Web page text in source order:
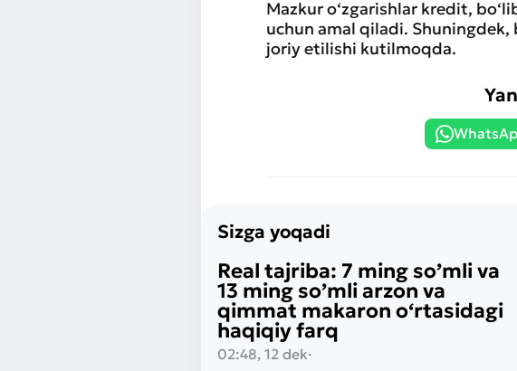
Mazkur o‘zgarishlar kredit,
uchun amal qiladi.
joriy etilishi kutilmoqda.
Sizga yoqadi
Real tajriba: 7 ming so’mli va
13 ming so’mli arzon va
qimmat makaron o‘rtasidagi
haqiqiy farq
02:48, 12 dek·